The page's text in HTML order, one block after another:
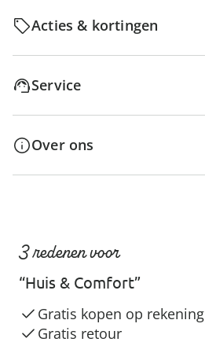
Acties & kortingen
Service
Over ons
3 redenen voor
“Huis & Comfort”
Gratis kopen op rekening
Gratis retour